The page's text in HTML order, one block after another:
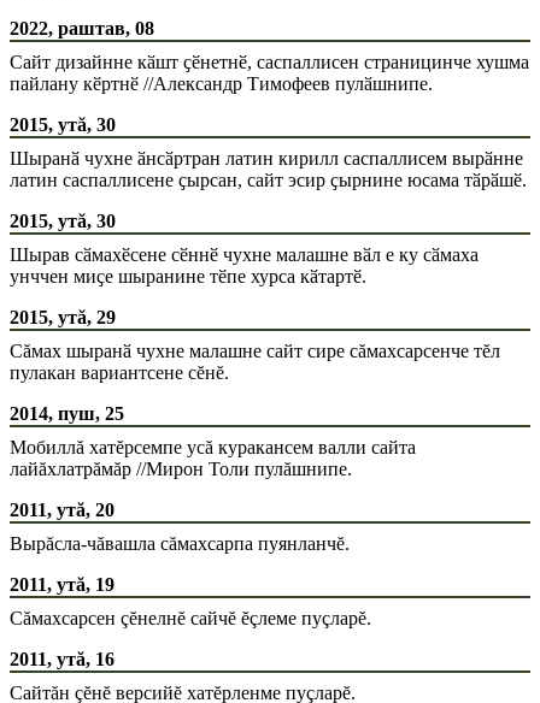
2022, раштав, 08
Сайт дизайнне кӑшт ҫӗнетнӗ, саспаллисен страницинче хушма
пайлану кӗртнӗ //Александр Тимофеев пулӑшнипе.
2015, утă, 30
Шыранӑ чухне ӑнсӑртран латин кирилл саспаллисем вырӑнне
латин саспаллисене ҫырсан, сайт эсир ҫырнине юсама тӑрӑшӗ.
2015, утă, 30
Шырав сӑмахӗсене сӗннӗ чухне малашне вӑл е ку сӑмаха
унччен миҫе шыранине тӗпе хурса кӑтартӗ.
2015, утă, 29
Сăмах шыранӑ чухне малашне сайт сире сăмахсарсенче тĕл
пулакан вариантсене сĕнĕ.
2014, пуш, 25
Мобиллă хатĕрсемпе усă куракансем валли сайта
лайăхлатрăмăр //Мирон Толи пулăшнипе.
2011, утă, 20
Вырăсла-чăвашла сăмахсарпа пуянланчĕ.
2011, утă, 19
Сăмахсарсен çĕнелнĕ сайчĕ ĕçлеме пуçларĕ.
2011, утă, 16
Сайтăн çĕнĕ версийĕ хатĕрленме пуçларĕ.